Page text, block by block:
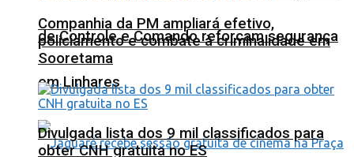
de Controle e Comando reforçam segurança
em Linhares
Companhia da PM ampliará efetivo,
policiamento e combate à criminalidade em
Sooretama
Divulgada lista dos 9 mil classificados para
obter CNH gratuita no ES